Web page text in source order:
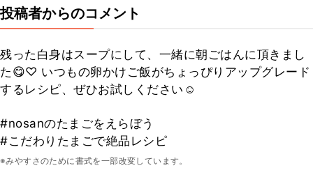
投稿者からのコメント
残った白身はスープにして、一緒に朝ごはんに頂きまし
た😋♡ いつもの卵かけご飯がちょっぴりアップグレード
するレシピ、ぜひお試しください☺︎
#nosanのたまごをえらぼう
#こだわりたまごで絶品レシピ
※みやすさのために書式を一部改変しています。